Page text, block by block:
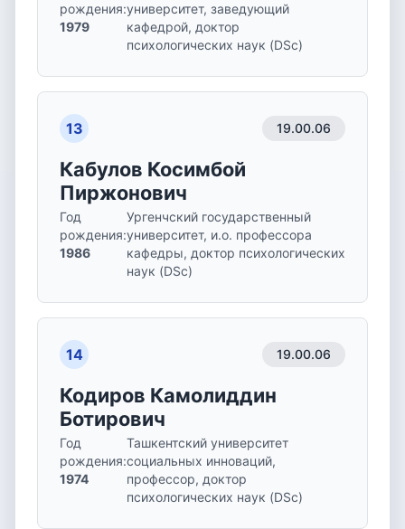
рождения:
1979
университет, заведующий
кафедрой, доктор
психологических наук (DSc)
13 19.00.06
Кабулов Косимбой
Пиржонович
Год
рождения:
1986
Ургенчский государственный
университет, и.о. профессора
кафедры, доктор психологических
наук (DSc)
14 19.00.06
Кодиров Камолиддин
Ботирович
Год
рождения:
1974
Ташкентский университет
социальных инноваций,
профессор, доктор
психологических наук (DSc)